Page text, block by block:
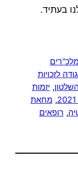
בעתיד.
לזכויות
, יזמות
, מחאת
, רופאים